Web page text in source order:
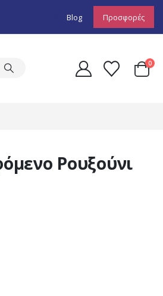
Blog Προσφορές
0
Ρουξούνι